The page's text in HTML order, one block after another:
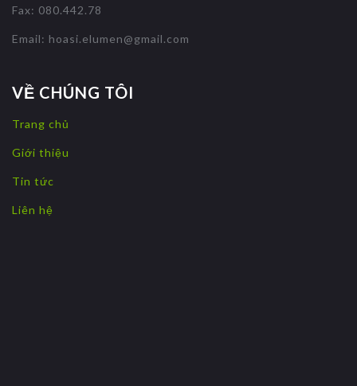
Fax: 080.442.78
Email: hoasi.elumen@gmail.com
VỀ CHÚNG TÔI
Trang chủ
Giới thiệu
Tin tức
Liên hệ